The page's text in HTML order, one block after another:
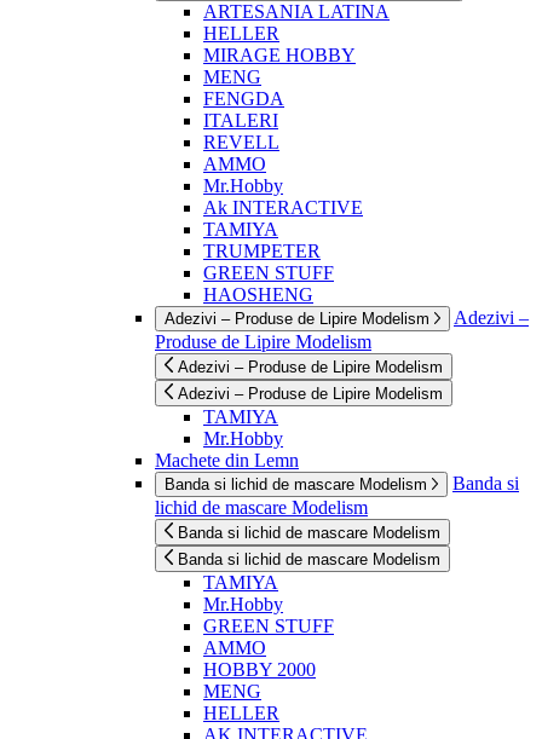
ARTESANIA LATINA
HELLER
MIRAGE HOBBY
MENG
FENGDA
ITALERI
REVELL
AMMO
Mr.Hobby
Ak INTERACTIVE
TAMIYA
TRUMPETER
GREEN STUFF
HAOSHENG
Adezivi – Produse de Lipire Modelism
Adezivi –
Produse de Lipire Modelism
Adezivi – Produse de Lipire Modelism
Adezivi – Produse de Lipire Modelism
TAMIYA
Mr.Hobby
Machete din Lemn
Banda si lichid de mascare Modelism
Banda si
lichid de mascare Modelism
Banda si lichid de mascare Modelism
Banda si lichid de mascare Modelism
TAMIYA
Mr.Hobby
GREEN STUFF
AMMO
HOBBY 2000
MENG
HELLER